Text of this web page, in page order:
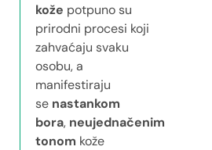
kože potpuno su
prirodni procesi koji
zahvaćaju svaku
osobu, a
manifestiraju
se nastankom
bora, neujednačenim
tonom kože